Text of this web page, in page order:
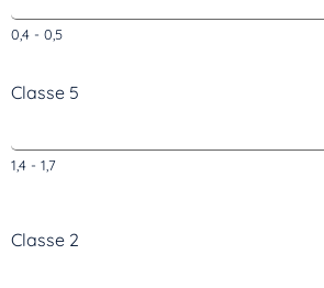
0,4 - 0,5
Classe 5
1,4 - 1,7
Classe 2